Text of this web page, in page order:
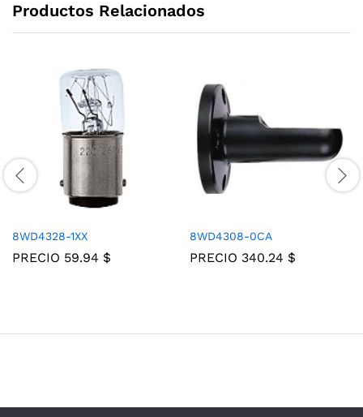
Productos Relacionados
8WD4328-1XX
PRECIO 59.94 $
8WD4308-0CA
PRECIO 340.24 $